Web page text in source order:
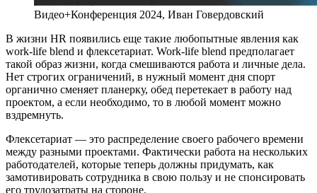
Видео+Конференция 2024, Иван Говердовский
В жизни HR появились еще такие любопытные явления как
work-life blend и флексетариат. Work-life blend предполагает
такой образ жизни, когда смешиваются работа и личные дела.
Нет строгих ограничений, в нужный момент дня спорт
органично сменяет планерку, обед перетекает в работу над
проектом, а если необходимо, то в любой момент можно
вздремнуть.
Флексетариат — это распределение своего рабочего времени
между разными проектами. Фактически работа на нескольких
работодателей, которые теперь должны придумать, как
замотивировать сотрудника в свою пользу и не спонсировать
его трудозатраты на стороне.